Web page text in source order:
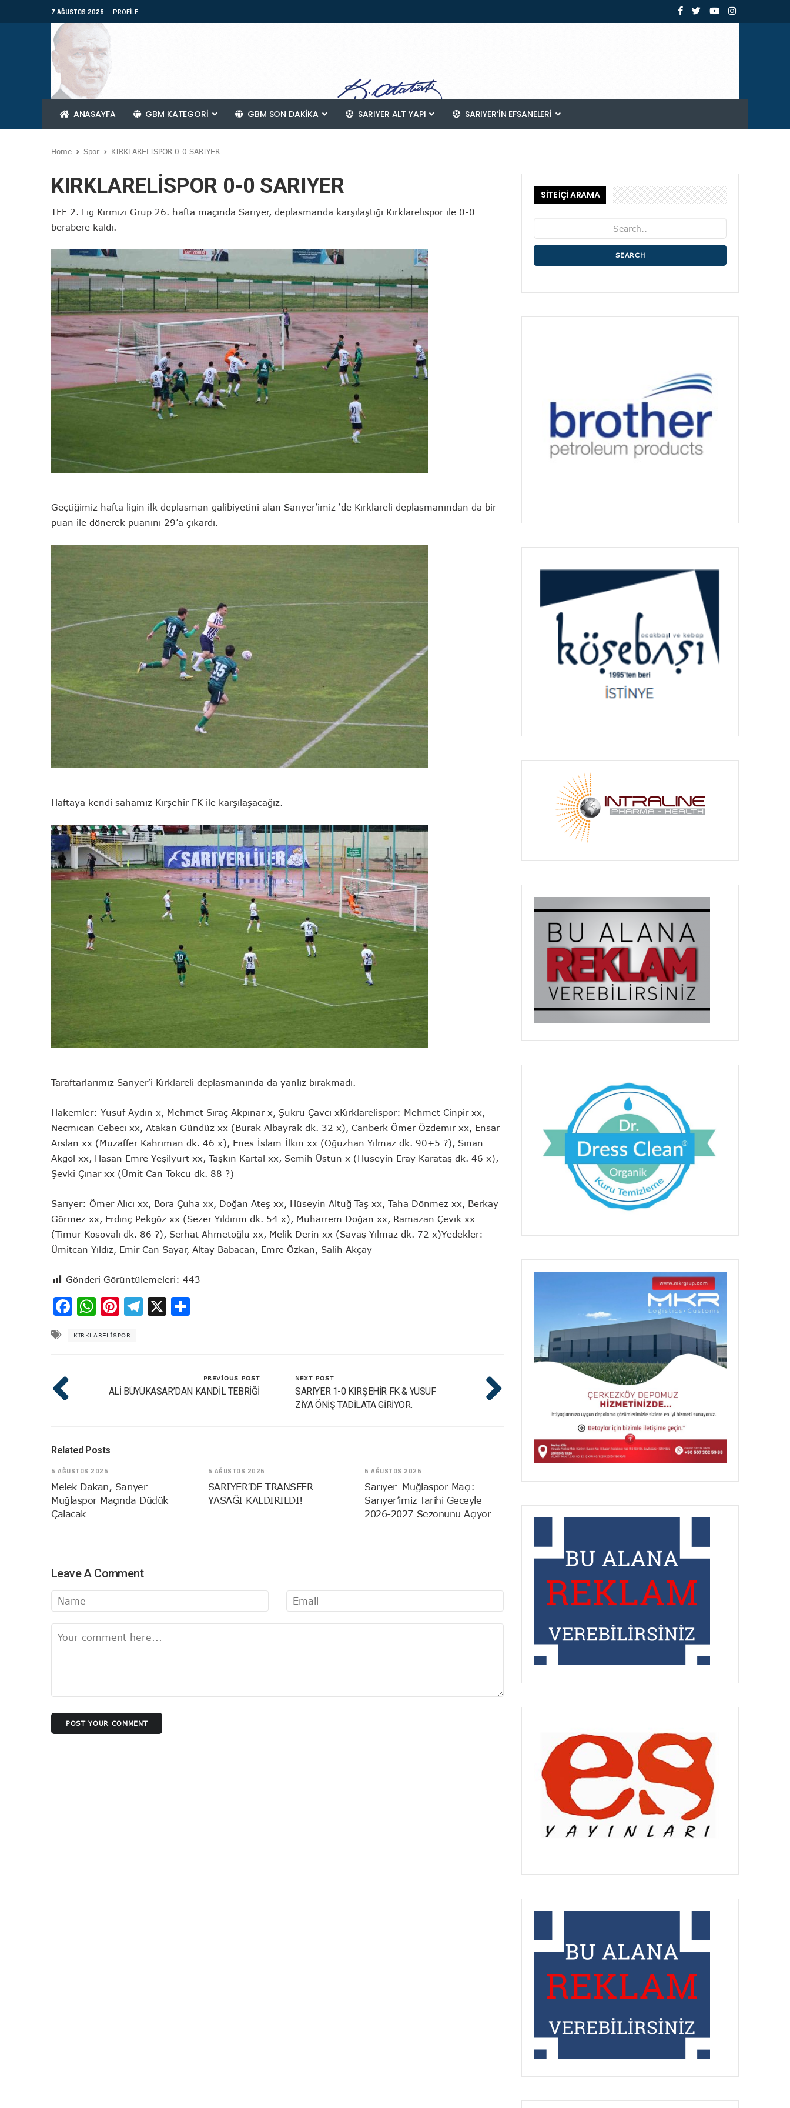
7 AĞUSTOS 2026 PROFILE
ANASAYFA GBM KATEGORİ GBM SON DAKİKA SARIYER ALT YAPI SARIYER’IN EFSANELERI
Home Spor KIRKLARELİSPOR 0-0 SARIYER
KIRKLARELİSPOR 0-0 SARIYER
TFF 2. Lig Kırmızı Grup 26. hafta maçında Sarıyer, deplasmanda karşılaştığı Kırklarelispor ile 0-0
berabere kaldı.
Geçtiğimiz hafta ligin ilk deplasman galibiyetini alan Sarıyer’imiz ‘de Kırklareli deplasmanından da bir
puan ile dönerek puanını 29’a çıkardı.
Haftaya kendi sahamız Kırşehir FK ile karşılaşacağız.
Taraftarlarımız Sarıyer’i Kırklareli deplasmanında da yanlız bırakmadı.
Hakemler: Yusuf Aydın x, Mehmet Sıraç Akpınar x, Şükrü Çavcı xKırklarelispor: Mehmet Cinpir xx,
Necmican Cebeci xx, Atakan Gündüz xx (Burak Albayrak dk. 32 x), Canberk Ömer Özdemir xx, Ensar
Arslan xx (Muzaffer Kahriman dk. 46 x), Enes İslam İlkin xx (Oğuzhan Yılmaz dk. 90+5 ?), Sinan
Akgöl xx, Hasan Emre Yeşilyurt xx, Taşkın Kartal xx, Semih Üstün x (Hüseyin Eray Karataş dk. 46 x),
Şevki Çınar xx (Ümit Can Tokcu dk. 88 ?)
Sarıyer: Ömer Alıcı xx, Bora Çuha xx, Doğan Ateş xx, Hüseyin Altuğ Taş xx, Taha Dönmez xx, Berkay
Görmez xx, Erdinç Pekgöz xx (Sezer Yıldırım dk. 54 x), Muharrem Doğan xx, Ramazan Çevik xx
(Timur Kosovalı dk. 86 ?), Serhat Ahmetoğlu xx, Melik Derin xx (Savaş Yılmaz dk. 72 x)Yedekler:
Ümitcan Yıldız, Emir Can Sayar, Altay Babacan, Emre Özkan, Salih Akçay
Gönderi Görüntülemeleri: 443
Facebook
WhatsApp
Pinterest
Telegram
X
KIRKLARELISPOR
PREVIOUS POST
ALİ BÜYÜKASAR’DAN KANDİL TEBRİĞİ
NEXT POST
SARIYER 1-0 KIRŞEHİR FK & YUSUF
ZİYA ÖNİŞ TADİLATA GİRİYOR.
Related Posts
6 AĞUSTOS 2026
Melek Dakan, Sarıyer –
Muğlaspor Maçında Düdük
Çalacak
6 AĞUSTOS 2026
SARIYER’DE TRANSFER
YASAĞI KALDIRILDI!
6 AĞUSTOS 2026
Sarıyer–Muğlaspor Maçı:
Sarıyer’imiz Tarihi Geceyle
2026-2027 Sezonunu Açıyor
Leave A Comment
POST YOUR COMMENT
SİTE İÇİ ARAMA
SEARCH